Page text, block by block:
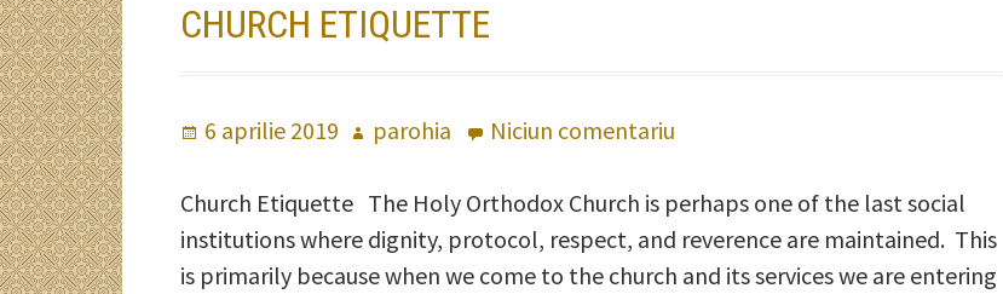
Cardiff!
CHURCH ETIQUETTE
Publicat
6 aprilie 2019 Autor
parohia Niciun comentariu
Etiquette
Church Etiquette The Holy Orthodox Church is perhaps one of the last social
institutions where dignity, protocol, respect, and reverence are maintained. This
is primarily because when we come to the church and its services we are entering